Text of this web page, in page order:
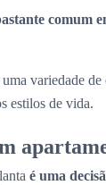
comum
variedade de
estilos de vida.
é uma